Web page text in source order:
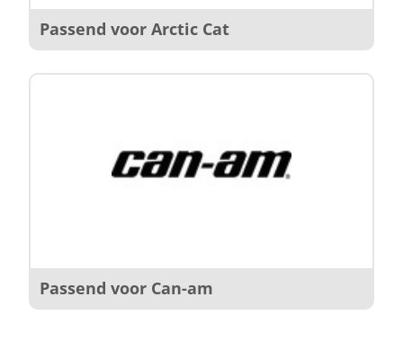
Passend voor Arctic Cat
Passend voor Can-am